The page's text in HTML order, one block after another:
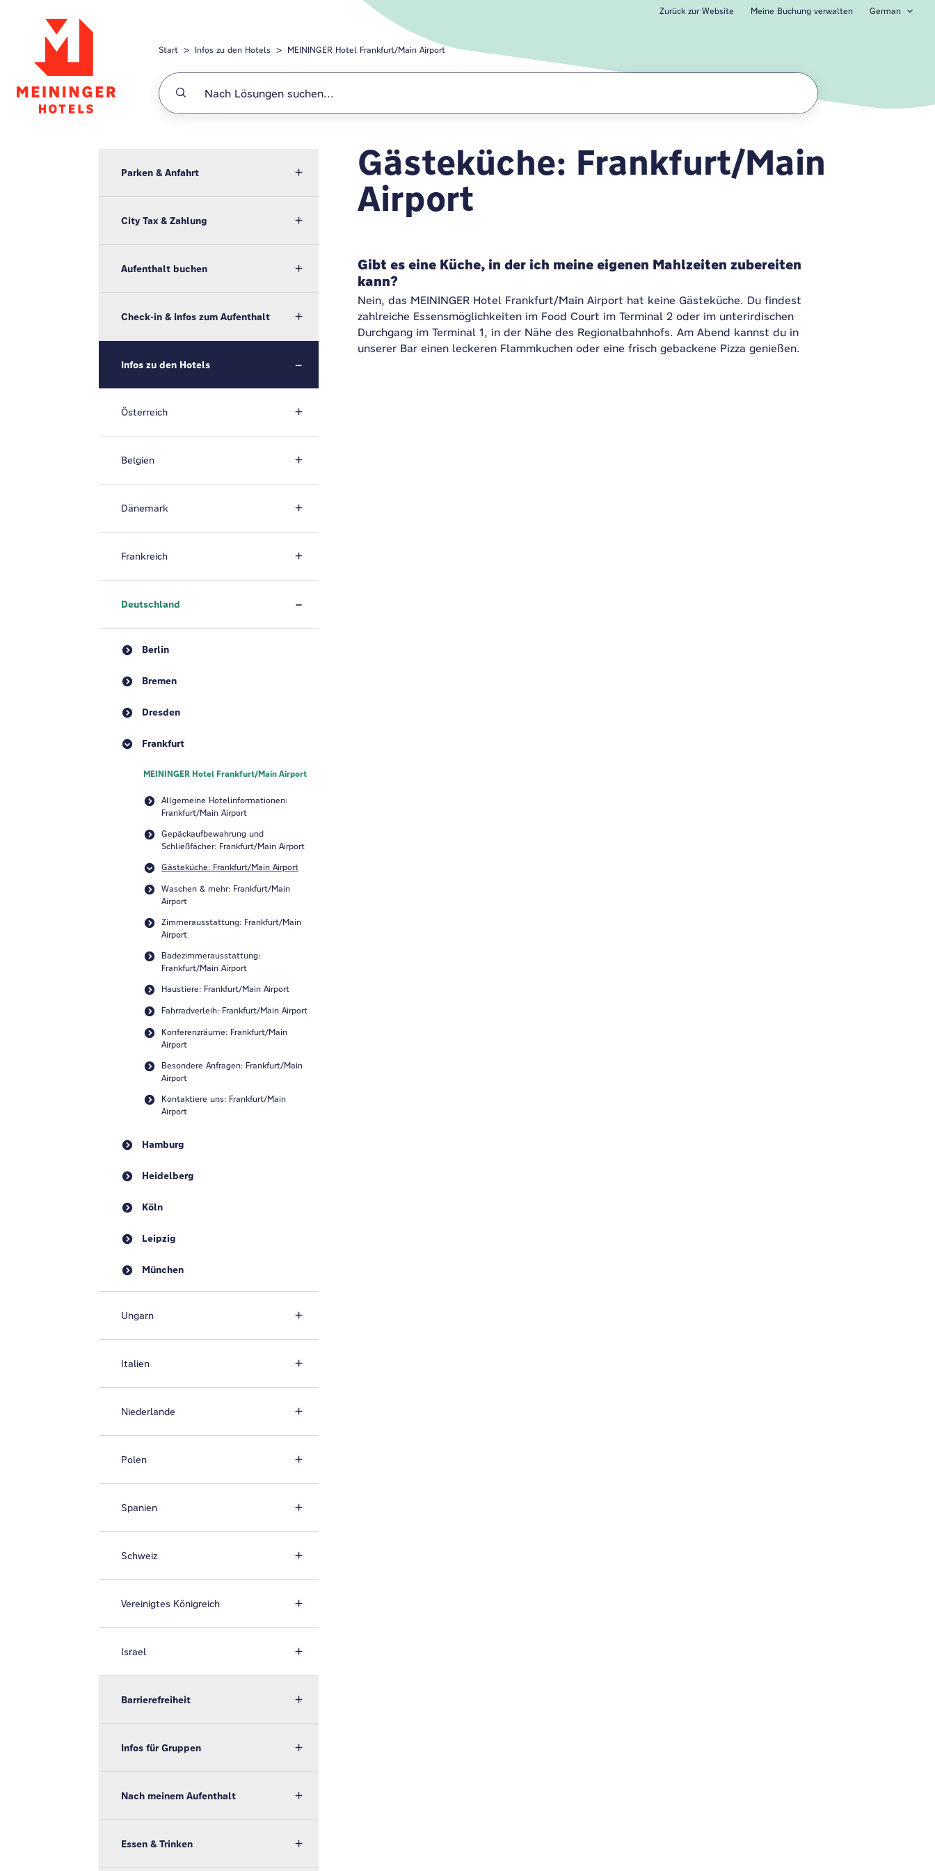
Zurück zur Website Meine Buchung verwalten German
Start Infos zu den Hotels MEININGER Hotel Frankfurt/Main Airport
MEININGER Hotel Frankfurt/Main
Gästeküche: Frankfurt/Main
Airport
Gibt es eine Küche, in der ich meine eigenen Mahlzeiten zubereiten
kann?
Nein, das MEININGER Hotel Frankfurt/Main Airport hat keine Gästeküche. Du findest
zahlreiche Essensmöglichkeiten im Food Court im Terminal 2 oder im unterirdischen
Durchgang im Terminal 1, in der Nähe des Regionalbahnhofs. Am Abend kannst du in
unserer Bar einen leckeren Flammkuchen oder eine frisch gebackene Pizza genießen.
Parken & Anfahrt
City Tax & Zahlung
Aufenthalt buchen
Check-in & Infos zum Aufenthalt
Infos zu den Hotels
Österreich
Belgien
Dänemark
Frankreich
Deutschland
Berlin
Bremen
Dresden
Frankfurt
MEININGER Hotel Frankfurt/Main Airport
Allgemeine Hotelinformationen:
Frankfurt/Main Airport
Gepäckaufbewahrung und
Schließfächer: Frankfurt/Main Airport
Gästeküche: Frankfurt/Main Airport
Waschen & mehr: Frankfurt/Main
Airport
Zimmerausstattung: Frankfurt/Main
Airport
Badezimmerausstattung:
Frankfurt/Main Airport
Haustiere: Frankfurt/Main Airport
Fahrradverleih: Frankfurt/Main Airport
Konferenzräume: Frankfurt/Main
Airport
Besondere Anfragen: Frankfurt/Main
Airport
Kontaktiere uns: Frankfurt/Main
Airport
Hamburg
Heidelberg
Köln
Leipzig
München
Ungarn
Italien
Niederlande
Polen
Spanien
Schweiz
Vereinigtes Königreich
Israel
Barrierefreiheit
Infos für Gruppen
Nach meinem Aufenthalt
Essen & Trinken